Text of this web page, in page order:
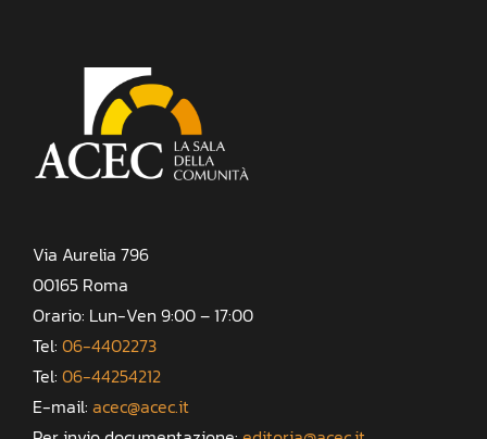
Via Aurelia 796
00165 Roma
Orario: Lun-Ven 9:00 – 17:00
Tel: 06-4402273
Tel: 06-44254212
E-mail: acec@acec.it